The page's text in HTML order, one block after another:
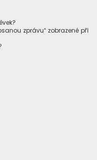
zprávu“ zobrazené při